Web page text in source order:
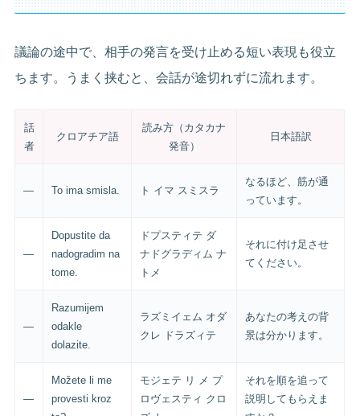
議論の途中で、相手の発言を受け止める短い表現も役立
ちます。うまく挟むと、会話が途切れずに流れます。
話
者
クロアチア語
読み方（カタカナ
発音）
日本語訳
— To ima smisla. ト イマ スミスラ
なるほど、筋が通
っています。
—
Dopustite da
nadogradim na
tome.
ドプスティテ ダ
ナドグラディム ナ
トメ
それに付け足させ
てください。
—
Razumijem
odakle
dolazite.
ラズミイェム オダ
クレ ドラズィテ
あなたの考えの背
景は分かります。
—
Možete li me
provesti kroz
モジェテ リ メ プ
ロヴェスティ クロ
それを順を追って
説明してもらえま